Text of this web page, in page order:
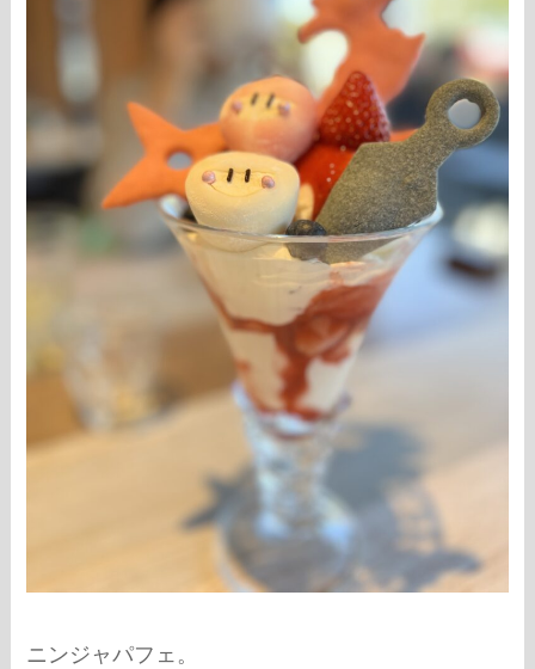
ニンジャパフェ。